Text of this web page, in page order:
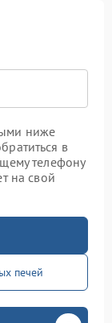
ниже
в
телефону
на свой
печей